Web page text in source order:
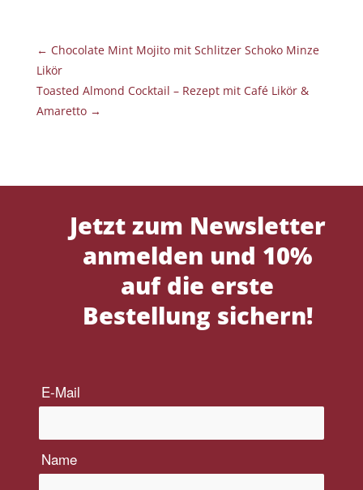
← Chocolate Mint Mojito mit Schlitzer Schoko Minze
Likör
Toasted Almond Cocktail – Rezept mit Café Likör &
Amaretto→
Jetzt zum Newsletter
anmelden und 10%
auf die erste
Bestellung sichern!